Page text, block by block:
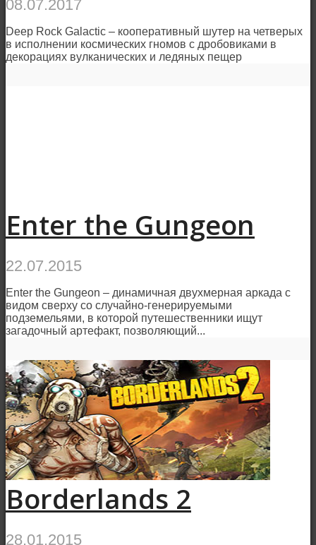
08.07.2017
Deep Rock Galactic – кооперативный шутер на четверых
в исполнении космических гномов с дробовиками в
декорациях вулканических и ледяных пещер
Enter the Gungeon
22.07.2015
Enter the Gungeon – динамичная двухмерная аркада с
видом сверху со случайно-генерируемыми
подземельями, в которой путешественники ищут
загадочный артефакт, позволяющий...
Borderlands 2
28.01.2015